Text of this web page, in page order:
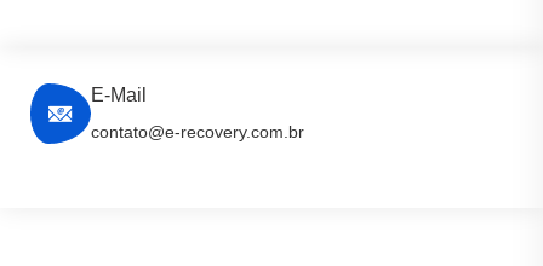
E-Mail
contato@e-recovery.com.br